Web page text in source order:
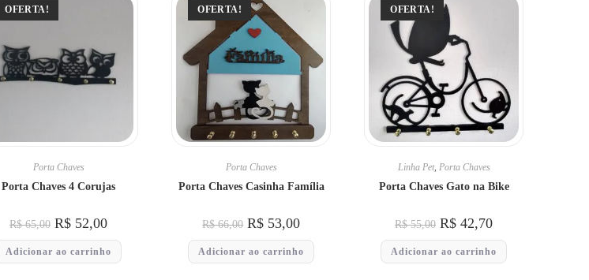
OFERTA!
Porta Chaves
Porta Chaves 4 Corujas
R$65,00 R$ 52,00
Adicionar ao carrinho
OFERTA!
Porta Chaves
Porta Chaves Casinha Família
R$66,00 R$ 53,00
Adicionar ao carrinho
OFERTA!
Linha Pet, Porta Chaves
Porta Chaves Gato na Bike
R$55,00 R$ 42,70
Adicionar ao carrinho